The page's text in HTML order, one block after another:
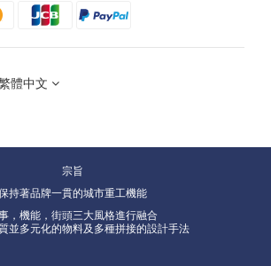
體中文
宗旨
持著品牌一貫的城市重工機能
，機能，街頭三大風格進行融合
並多元化的物料及多種拼接的設計手法